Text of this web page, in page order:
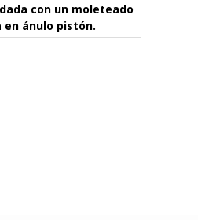
con un moleteado
en ánulo pistón.